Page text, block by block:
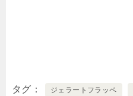
タグ ジェラートフラッペ